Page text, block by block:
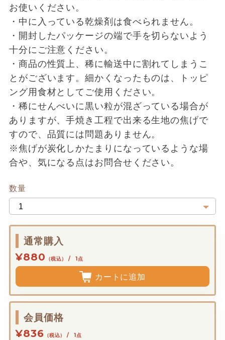
お使いください。
・中に入っている乾燥剤は食べられません。
・開封したパッケージの端で手を切らないよう
十分にご注意ください。
・商品の性質上、稀に輸送中に割れてしまうこ
とがございます。細かくなったものは、トッピ
ング用食材としてご使用ください。
・稀にせんべいに黒い粒が混ざっている場合が
ありますが、手焼き工程で出来る生地の焦げで
すので、品質には問題ありません。
※焦げが炭化しかたまりになっているような場
合や、気になる点はお問合せください。
数量
通常購入
¥880 （税込） / 1点
カートに追加
会員価格
¥836 （税込） / 1点